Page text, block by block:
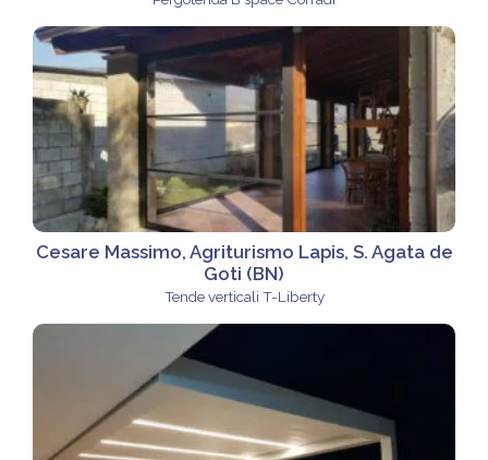
Cesare Massimo, Agriturismo Lapis, S. Agata de
Goti (BN)
Tende verticali T-Liberty